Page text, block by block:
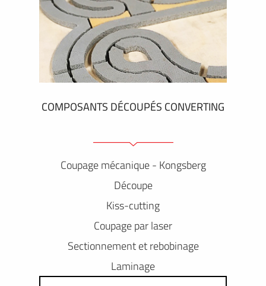
COMPOSANTS DÉCOUPÉS CONVERTING
Coupage mécanique - Kongsberg
Découpe
Kiss-cutting
Coupage par laser
Sectionnement et rebobinage
Laminage